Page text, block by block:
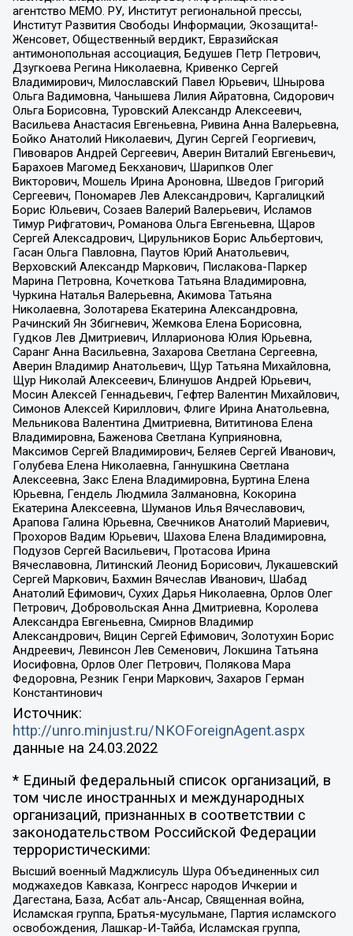
агентство МЕМО. РУ, Институт региональной прессы,
Институт Развития Свободы Информации, Экозащита!-
Женсовет, Общественный вердикт, Евразийская
антимонопольная ассоциация, Бедушев Петр Петрович,
Дзугкоева Регина Николаевна, Кривенко Сергей
Владимирович, Милославский Павел Юрьевич, Шнырова
Ольга Вадимовна, Чанышева Лилия Айратовна, Сидорович
Ольга Борисовна, Туровский Александр Алексеевич,
Васильева Анастасия Евгеньевна, Ривина Анна Валерьевна,
Бойко Анатолий Николаевич, Дугин Сергей Георгиевич,
Пивоваров Андрей Сергеевич, Аверин Виталий Евгеньевич,
Барахоев Магомед Бекханович, Шарипков Олег
Викторович, Мошель Ирина Ароновна, Шведов Григорий
Сергеевич, Пономарев Лев Александрович, Каргалицкий
Борис Юльевич, Созаев Валерий Валерьевич, Исламов
Тимур Рифгатович, Романова Ольга Евгеньевна, Щаров
Сергей Алексадрович, Цирульников Борис Альбертович,
Гасан Ольга Павловна, Паутов Юрий Анатольевич,
Верховский Александр Маркович, Пислакова-Паркер
Марина Петровна, Кочеткова Татьяна Владимировна,
Чуркина Наталья Валерьевна, Акимова Татьяна
Николаевна, Золотарева Екатерина Александровна,
Рачинский Ян Збигневич, Жемкова Елена Борисовна,
Гудков Лев Дмитриевич, Илларионова Юлия Юрьевна,
Саранг Анна Васильевна, Захарова Светлана Сергеевна,
Аверин Владимир Анатольевич, Щур Татьяна Михайловна,
Щур Николай Алексеевич, Блинушов Андрей Юрьевич,
Мосин Алексей Геннадьевич, Гефтер Валентин Михайлович,
Симонов Алексей Кириллович, Флиге Ирина Анатольевна,
Мельникова Валентина Дмитриевна, Вититинова Елена
Владимировна, Баженова Светлана Куприяновна,
Максимов Сергей Владимирович, Беляев Сергей Иванович,
Голубева Елена Николаевна, Ганнушкина Светлана
Алексеевна, Закс Елена Владимировна, Буртина Елена
Юрьевна, Гендель Людмила Залмановна, Кокорина
Екатерина Алексеевна, Шуманов Илья Вячеславович,
Арапова Галина Юрьевна, Свечников Анатолий Мариевич,
Прохоров Вадим Юрьевич, Шахова Елена Владимировна,
Подузов Сергей Васильевич, Протасова Ирина
Вячеславовна, Литинский Леонид Борисович, Лукашевский
Сергей Маркович, Бахмин Вячеслав Иванович, Шабад
Анатолий Ефимович, Сухих Дарья Николаевна, Орлов Олег
Петрович, Добровольская Анна Дмитриевна, Королева
Александра Евгеньевна, Смирнов Владимир
Александрович, Вицин Сергей Ефимович, Золотухин Борис
Андреевич, Левинсон Лев Семенович, Локшина Татьяна
Иосифовна, Орлов Олег Петрович, Полякова Мара
Федоровна, Резник Генри Маркович, Захаров Герман
Константинович
Источник:
http://unro.minjust.ru/NKOForeignAgent.aspx
данные на 24.03.2022
* Единый федеральный список организаций, в
том числе иностранных и международных
организаций, признанных в соответствии с
законодательством Российской Федерации
террористическими:
Высший военный Маджлисуль Шура Объединенных сил
моджахедов Кавказа, Конгресс народов Ичкерии и
Дагестана, База, Асбат аль-Ансар, Священная война,
Исламская группа, Братья-мусульмане, Партия исламского
освобождения, Лашкар-И-Тайба, Исламская группа,